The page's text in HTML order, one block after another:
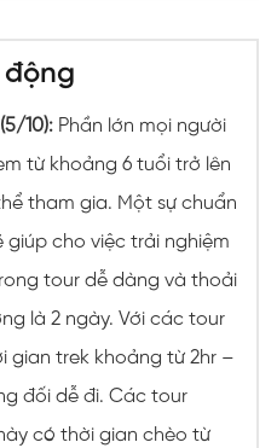
10): Phần lớn mọi người
từ khoảng 6 tuổi trở lên
tham gia. Một sự chuẩn
giúp cho việc trải nghiệm
tour dễ dàng và thoải
là 2 ngày. Với các tour
gian trek khoảng từ 2hr –
đối dễ đi. Các tour
có thời gian chèo từ